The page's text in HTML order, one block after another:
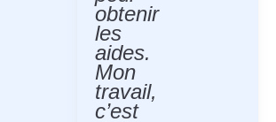
obtenir
les
aides.
Mon
travail,
c’est